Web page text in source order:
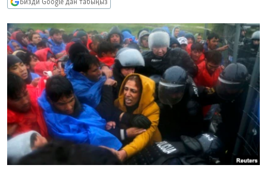
БИЗ ЖАНА ДҮЙНӨ
ДАНИСТЕ
ЭЖЕ-СИҢДИЛЕР
АЗАТТЫК+
ЫҢГАЙСЫЗ СУРООЛОР
ОНЛАЙН ШЕРИНЕ
ЭЕ/АРнун бардык сайттары
Бизди Google'дан табыңыз